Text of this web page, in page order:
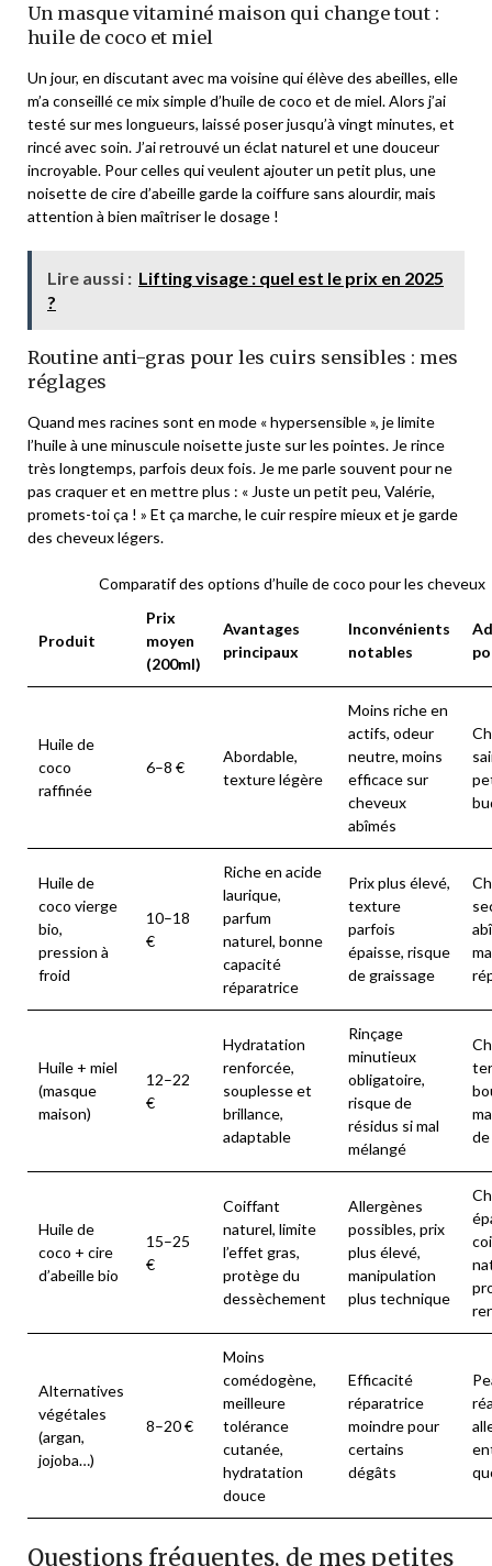
Un masque vitaminé maison qui change tout :
huile de coco et miel
Un jour, en discutant avec ma voisine qui élève des abeilles, elle
m’a conseillé ce mix simple d’huile de coco et de miel. Alors j’ai
testé sur mes longueurs, laissé poser jusqu’à vingt minutes, et
rincé avec soin. J’ai retrouvé un éclat naturel et une douceur
incroyable. Pour celles qui veulent ajouter un petit plus, une
noisette de cire d’abeille garde la coiffure sans alourdir, mais
attention à bien maîtriser le dosage !
Lire aussi : Lifting visage : quel est le prix en 2025
?
Routine anti-gras pour les cuirs sensibles : mes
réglages
Quand mes racines sont en mode « hypersensible », je limite
l’huile à une minuscule noisette juste sur les pointes. Je rince
très longtemps, parfois deux fois. Je me parle souvent pour ne
pas craquer et en mettre plus : « Juste un petit peu, Valérie,
promets-toi ça ! » Et ça marche, le cuir respire mieux et je garde
des cheveux légers.
Comparatif des options d’huile de coco pour les cheveux
Produit
Prix
moyen
(200ml)
Avantages
principaux
Inconvénients
notables
Huile de
coco
raffinée
6–8 €
Abordable,
texture légère
Moins riche en
actifs, odeur
neutre, moins
efficace sur
cheveux
abîmés
Huile de
coco vierge
bio,
pression à
froid
10–18
€
Riche en acide
laurique,
parfum
naturel, bonne
capacité
réparatrice
Prix plus élevé,
texture
parfois
épaisse, risque
de graissage
Huile + miel
(masque
maison)
12–22
€
Hydratation
renforcée,
souplesse et
brillance,
adaptable
Rinçage
minutieux
obligatoire,
risque de
résidus si mal
mélangé
Huile de
coco + cire
d’abeille bio
15–25
€
Coiffant
naturel, limite
l’effet gras,
protège du
dessèchement
Allergènes
possibles, prix
plus élevé,
manipulation
plus technique
Alternatives
végétales
(argan,
jojoba…)
8–20 €
Moins
comédogène,
meilleure
tolérance
cutanée,
hydratation
douce
Efficacité
réparatrice
moindre pour
certains
dégâts
Questions fréquentes, de mes petites